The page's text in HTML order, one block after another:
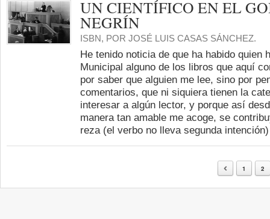
UN CIENTÍFICO EN EL
NEGRÍN
ISBN, POR JOSÉ LUIS CASAS SÁNCHEZ.
He tenido noticia de que ha habido quien
Municipal alguno de los libros que aquí
por saber que alguien me lee, sino por
comentarios, que ni siquiera tienen la
interesar a algún lector, y porque así
manera tan amable me acoge, se
reza (el verbo no lleva segunda
1 2